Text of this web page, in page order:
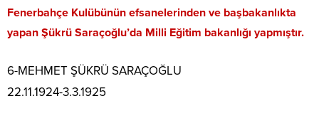
Fenerbahçe Kulübünün efsanelerinden ve başbakanlıkta
yapan Şükrü Saraçoğlu’da Milli Eğitim bakanlığı yapmıştır.
6-MEHMET ŞÜKRÜ SARAÇOĞLU
22.11.1924-3.3.1925